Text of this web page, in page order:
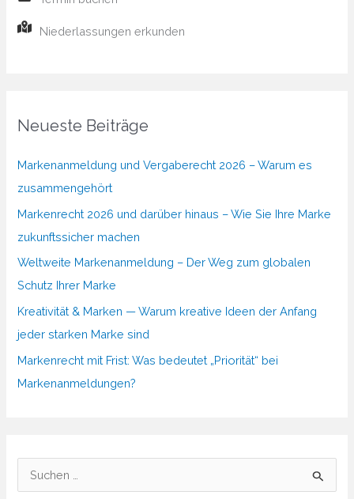
Niederlassungen erkunden
Neueste Beiträge
Markenanmeldung und Vergaberecht 2026 – Warum es
zusammengehört
Markenrecht 2026 und darüber hinaus – Wie Sie Ihre Marke
zukunftssicher machen
Weltweite Markenanmeldung – Der Weg zum globalen
Schutz Ihrer Marke
Kreativität & Marken — Warum kreative Ideen der Anfang
jeder starken Marke sind
Markenrecht mit Frist: Was bedeutet „Priorität“ bei
Markenanmeldungen?
u